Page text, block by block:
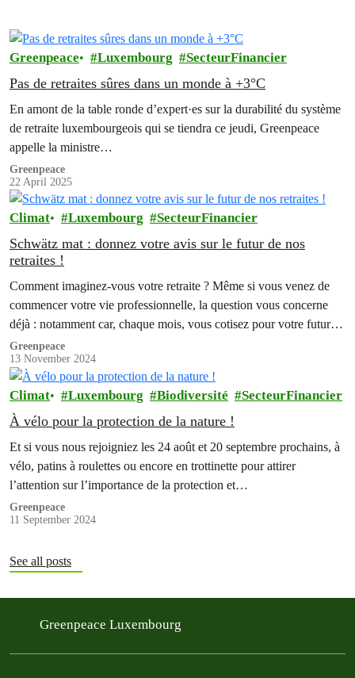
Greenpeace Luxembourg SecteurFinancier
Pas de retraites sûres dans un monde à +3°C
En amont de la table ronde d’expert·es sur la durabilité du système
de retraite luxembourgeois qui se tiendra ce jeudi, Greenpeace
appelle la ministre…
Greenpeace
22 April 2025
Climat Luxembourg SecteurFinancier
Schwätz mat : donnez votre avis sur le futur de nos
retraites !
Comment imaginez-vous votre retraite ? Même si vous venez de
commencer votre vie professionnelle, la question vous concerne
déjà : notamment car, chaque mois, vous cotisez pour votre future
pension. Et, ce que vous ignorez peut-être, c’est qu’à l’heure
actuelle...
Greenpeace
13 November 2024
Climat Luxembourg Biodiversité SecteurFinancier
À vélo pour la protection de la nature !
Et si vous nous rejoigniez les 24 août et 20 septembre prochains, à
vélo, patins à roulettes ou encore en trottinette pour attirer
l’attention sur l’importance de la protection et…
Greenpeace
11 September 2024
See all posts
Greenpeace Luxembourg